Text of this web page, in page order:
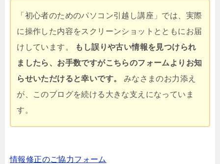
「初心者のためのパソコン引越し講座」では、実際
に操作した内容をスクリーンショットとともにお届
けしています。
もし誤りや古い情報を見つけられ
ましたら、お手数ですがこちらのフォームよりお知
らせいただけると幸いです。
みなさまのお力添え
が、このブログを続ける大きな支えになっていま
す。
情報修正のご協力フォーム